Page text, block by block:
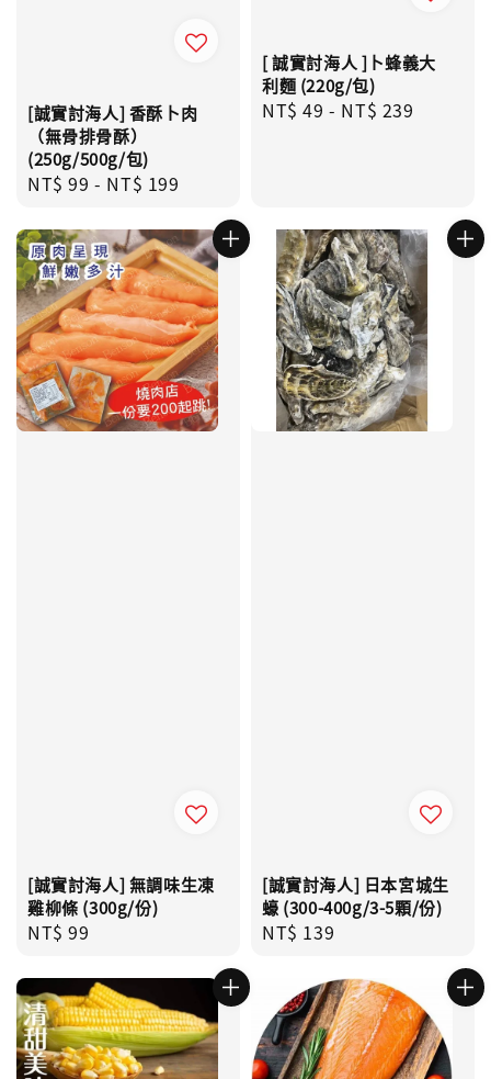
[誠實討海人] 香酥卜肉
（無骨排骨酥）
(250g/500g/包)
Regular
NT$ 99 - NT$ 199
[ 誠實討海人 ]卜蜂義大
利麵 (220g/包)
Regular
NT$ 49 - NT$ 239
[誠實討海人] 無調味生凍
雞柳條 (300g/份)
Regular
NT$ 99
[誠實討海人] 日本宮城生
蠔 (300-400g/3-5顆/份)
Regular
NT$ 139